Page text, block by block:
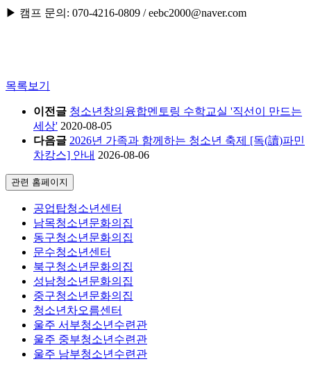
▶ 캠프 문의: 070-4216-0809 / eebc2000@naver.com
목록보기
이전글 청소년창의융합멘토링 수학교실 '직선이 만드는
세상' 2020-08-05
다음글 2026년 가족과 함께하는 청소년 축제 [독(讀)파민
차캉스] 안내 2026-08-06
관련 홈페이지
공업탑청소년센터
남목청소년문화의집
동구청소년문화의집
문수청소년센터
북구청소년문화의집
성남청소년문화의집
중구청소년문화의집
청소년차오름센터
울주 서부청소년수련관
울주 중부청소년수련관
울주 남부청소년수련관